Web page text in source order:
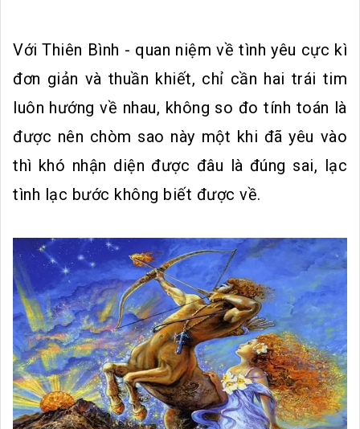
Với Thiên Bình - quan niệm về tình yêu cực kì
đơn giản và thuần khiết, chỉ cần hai trái tim
luôn hướng về nhau, không so đo tính toán là
được nên chòm sao này một khi đã yêu vào
thì khó nhận diện được đâu là đúng sai, lạc
tình lạc bước không biết được về.